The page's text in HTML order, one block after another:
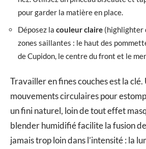
pour garder la matière en place.
Déposez la couleur claire (highlighter
zones saillantes : le haut des
de Cupidon, le centre du front et le
Travailler en fines couches est la clé.
mouvements circulaires pour
un fini naturel, loin de tout effet
blender humidifié facilite la fusion
jamais trop loin dans l’intensité : la